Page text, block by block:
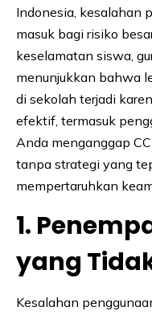
Indonesia, kesalahan
masuk bagi risiko
keselamatan siswa,
menunjukkan bahwa
di sekolah terjadi
efektif, termasuk
Anda menganggap
tanpa strategi yang
mempertaruhkan
1.
yang
Kesalahan